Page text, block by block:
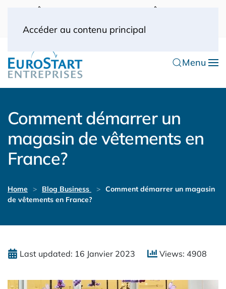
Accéder au contenu principal
(0) 1 53 57 49 10
0033 (0) 6 70 52 11 09
Menu
Comment démarrer un
magasin de vêtements en
France?
Home Blog Business
Comment démarrer un magasin
de vêtements en France?
Last updated: 16 Janvier 2023 Views: 4908